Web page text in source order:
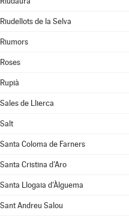
Riudellots de la Selva
Riumors
Roses
Rupià
Sales de Llierca
Salt
Santa Coloma de Farners
Santa Cristina d'Aro
Santa Llogaia d'Àlguema
Sant Andreu Salou